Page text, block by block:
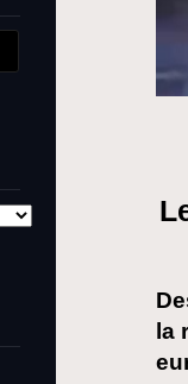
la